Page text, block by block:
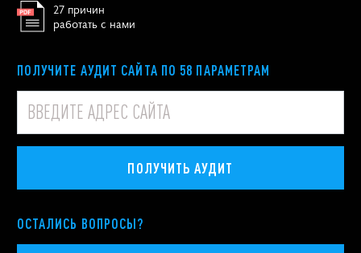
27 причин
работать с нами
ПОЛУЧИТЕ АУДИТ САЙТА ПО 58 ПАРАМЕТРАМ
ПОЛУЧИТЬ АУДИТ
ОСТАЛИСЬ ВОПРОСЫ?